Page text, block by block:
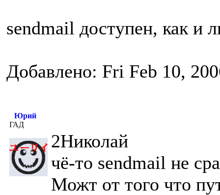
sendmail доступен, как и
Добавлено: Fri Feb 10,
Юрий
ГАД
2Николай
чё-то sendmail не
Можт от того что